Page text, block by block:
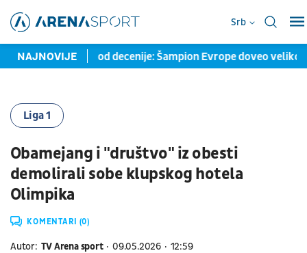
Srb
NAJNOVIJE
posle više od decenije: Šampion Evrope doveo veliko
Liga 1
Obamejang i "društvo" iz obesti
demolirali sobe klupskog hotela
Olimpika
KOMENTARI (0)
Autor: TV Arena sport 09.05.2026 12:59